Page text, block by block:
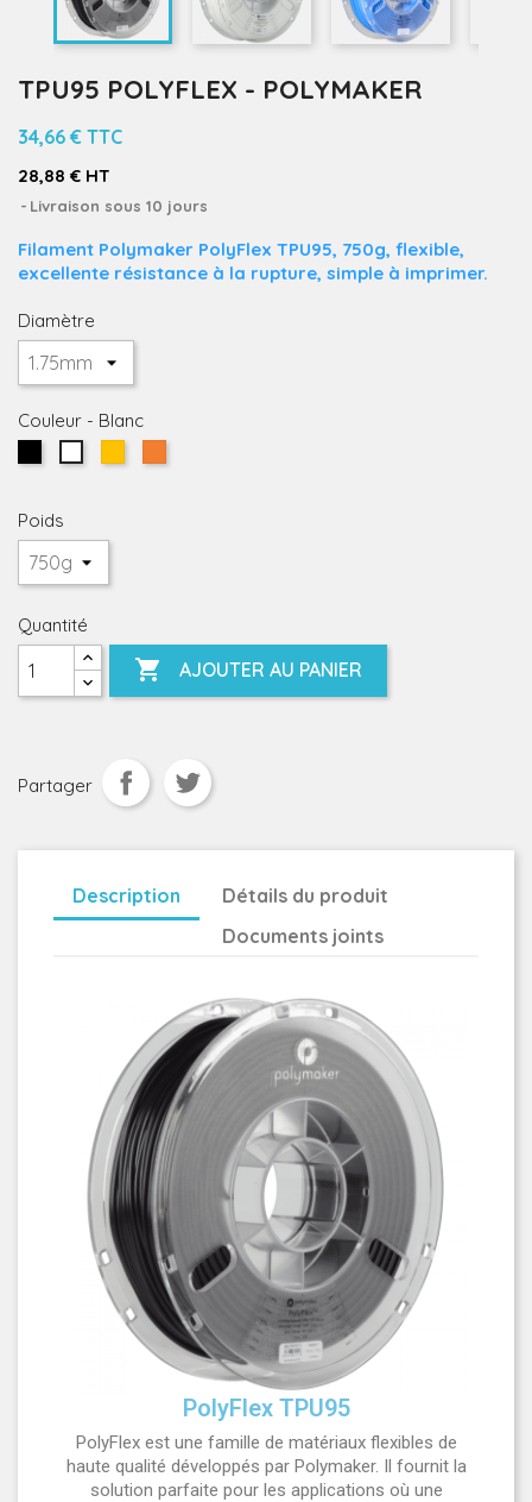
TPU95 POLYFLEX - POLYMAKER
34,66 € TTC
28,88 € HT
Livraison sous 10 jours
Filament Polymaker PolyFlex TPU95, 750g, flexible,
excellente résistance à la rupture, simple à imprimer.
Diamètre
Couleur - Blanc
Poids
Quantité
 AJOUTER AU PANIER
Partager
Description
Détails du produit
Documents joints
PolyFlex TPU95
PolyFlex est une famille de matériaux flexibles de
haute qualité développés par Polymaker. Il fournit la
solution parfaite pour les applications où une